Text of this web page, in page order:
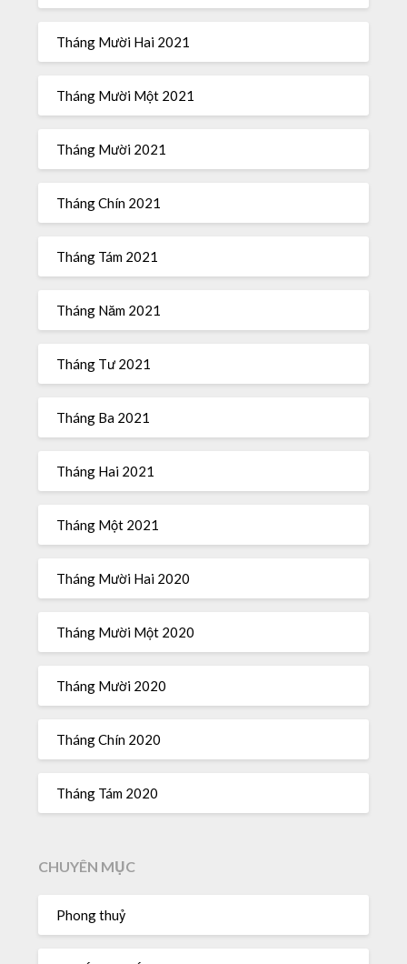
Tháng Mười Hai 2021
Tháng Mười Một 2021
Tháng Mười 2021
Tháng Chín 2021
Tháng Tám 2021
Tháng Năm 2021
Tháng Tư 2021
Tháng Ba 2021
Tháng Hai 2021
Tháng Một 2021
Tháng Mười Hai 2020
Tháng Mười Một 2020
Tháng Mười 2020
Tháng Chín 2020
Tháng Tám 2020
CHUYÊN MỤC
Phong thuỷ